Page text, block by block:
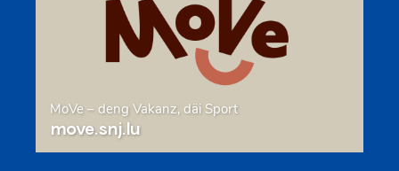
MoVe – deng Vakanz, däi Sport
move.snj.lu